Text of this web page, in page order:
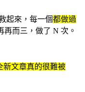
起來，每一個都做過
再而三，做了 N 次。
新文章真的很難被